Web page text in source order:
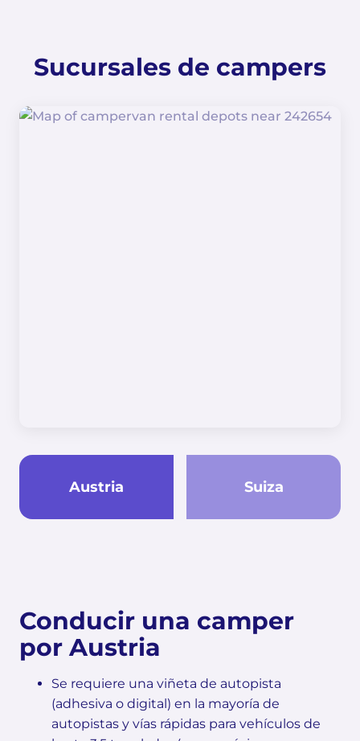
Sucursales de campers
Austria Suiza
Conducir una camper
por Austria
Se requiere una viñeta de autopista
(adhesiva o digital) en la mayoría de
autopistas y vías rápidas para vehículos de